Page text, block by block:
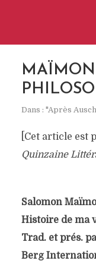
MAÏMON
Dans : "Après
[Cet article est
Quinzaine
Salomon
Histoire de ma
Trad. et prés.
Berg